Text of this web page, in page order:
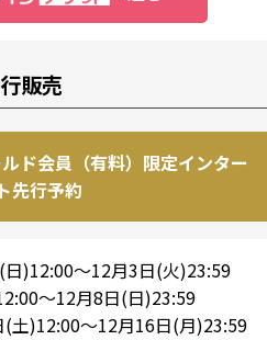
販売
ド会員（有料）限定インター
先行予約
)12:00～12月3日(火)23:59
～12月8日(日)23:59
土)12:00～12月16日(月)23:59